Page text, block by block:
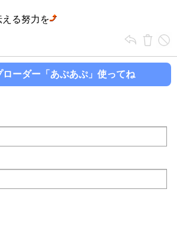
る努力を
ローダー「あぷあぷ」使ってね